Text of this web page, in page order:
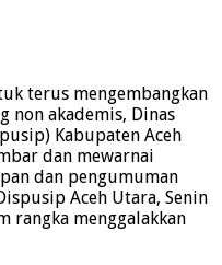
terus mengembangkan
non akademis, Dinas
Kabupaten Aceh
dan mewarnai
dan pengumuman
Aceh Utara, Senin
rangka menggalakkan